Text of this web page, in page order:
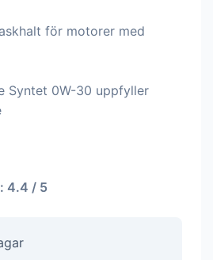
för motorer med
Syntet 0W-30 uppfyller
4.4 / 5